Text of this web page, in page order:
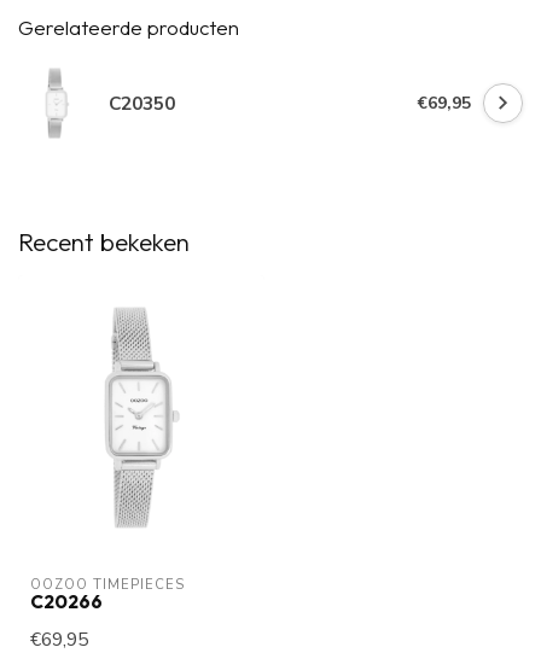
Gerelateerde producten
C20350 €69,95
Recent bekeken
OOZOO TIMEPIECES
C20266
€69,95